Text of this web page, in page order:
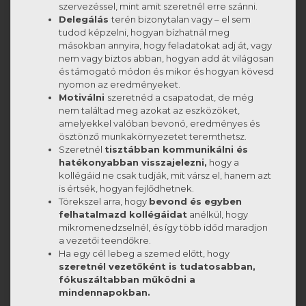
szervezéssel, mint amit szeretnél erre szánni.
Delegálásterén bizonytalan vagy – el sem
tudod képzelni, hogyan bízhatnál meg
másokban annyira, hogy feladatokat adj át, vagy
nem vagy biztos abban, hogyan add át világosan
és támogató módon és mikor és hogyan kövesd
nyomon az eredményeket.
Motiválni szeretnéd a csapatodat, de még
nem találtad meg azokat az eszközöket,
amelyekkel valóban bevonó, eredményes és
ösztönző munkakörnyezetet teremthetsz.
Szeretnél tisztábban kommunikálni és
hatékonyabban visszajelezni, hogy a
kollégáid ne csak tudják, mit vársz el, hanem azt
is értsék, hogyan fejlődhetnek.
Törekszel arra, hogy bevond és egyben
felhatalmazd kollégáidat anélkül, hogy
mikromenedzselnél, és így több időd maradjon
a vezetői teendőkre.
Ha egy cél lebeg a szemed előtt, hogy
szeretnél vezetőként is tudatosabban,
fókuszáltabban működni a
mindennapokban.